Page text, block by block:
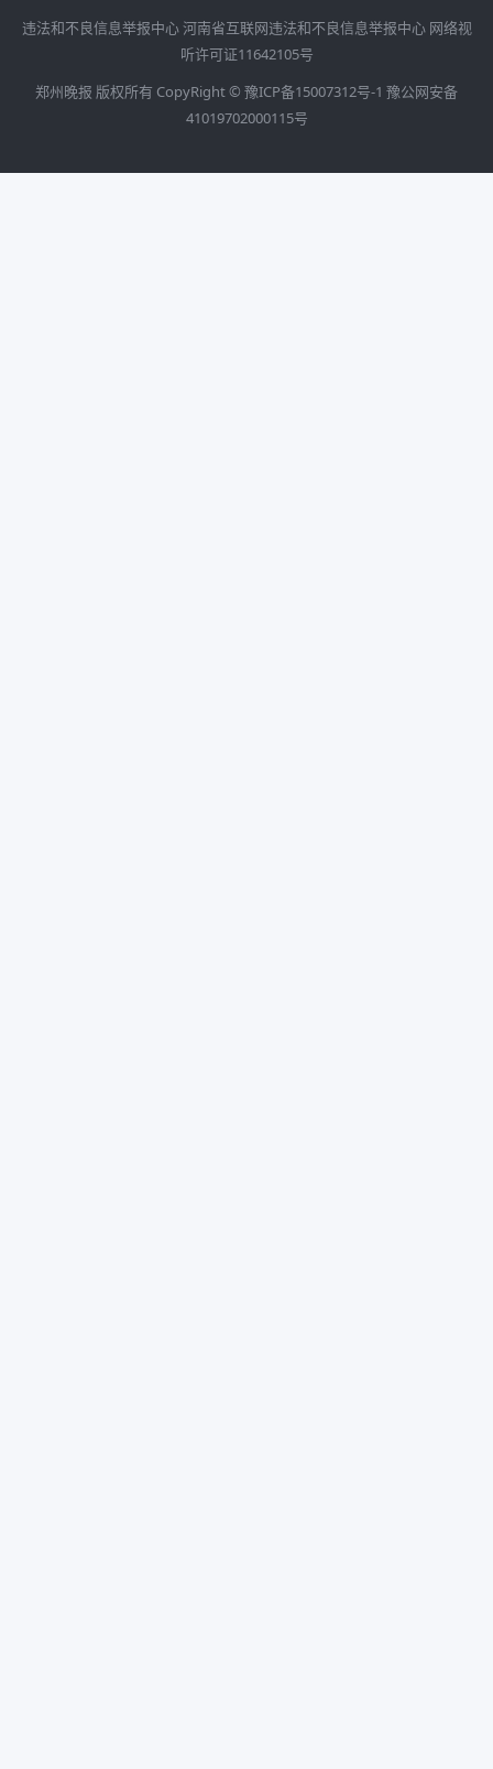
违法和不良信息举报中心河南省互联网违法和不良信息举报中心 网络视
听许可证11642105号
郑州晚报 版权所有 CopyRight © 豫ICP备15007312号-1 豫公网安备
41019702000115号